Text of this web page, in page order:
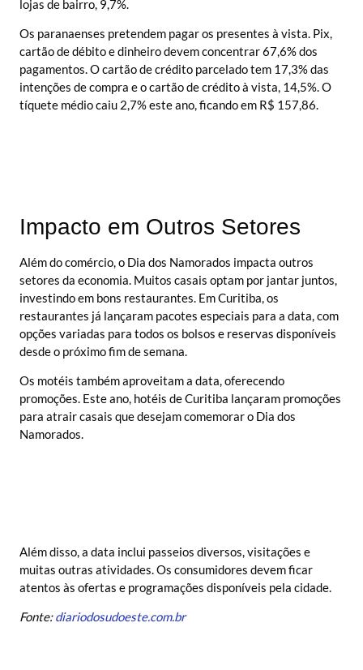
lojas de bairro, 9,7%.
Os paranaenses pretendem pagar os presentes à vista. Pix,
cartão de débito e dinheiro devem concentrar 67,6% dos
pagamentos. O cartão de crédito parcelado tem 17,3% das
intenções de compra e o cartão de crédito à vista, 14,5%. O
tíquete médio caiu 2,7% este ano, ficando em R$ 157,86.
Impacto em Outros Setores
Além do comércio, o Dia dos Namorados impacta outros
setores da economia. Muitos casais optam por jantar juntos,
investindo em bons restaurantes. Em Curitiba, os
restaurantes já lançaram pacotes especiais para a data, com
opções variadas para todos os bolsos e reservas disponíveis
desde o próximo fim de semana.
Os motéis também aproveitam a data, oferecendo
promoções. Este ano, hotéis de Curitiba lançaram promoções
para atrair casais que desejam comemorar o Dia dos
Namorados.
Além disso, a data inclui passeios diversos, visitações e
muitas outras atividades. Os consumidores devem ficar
atentos às ofertas e programações disponíveis pela cidade.
Fonte:diariodosudoeste.com.br